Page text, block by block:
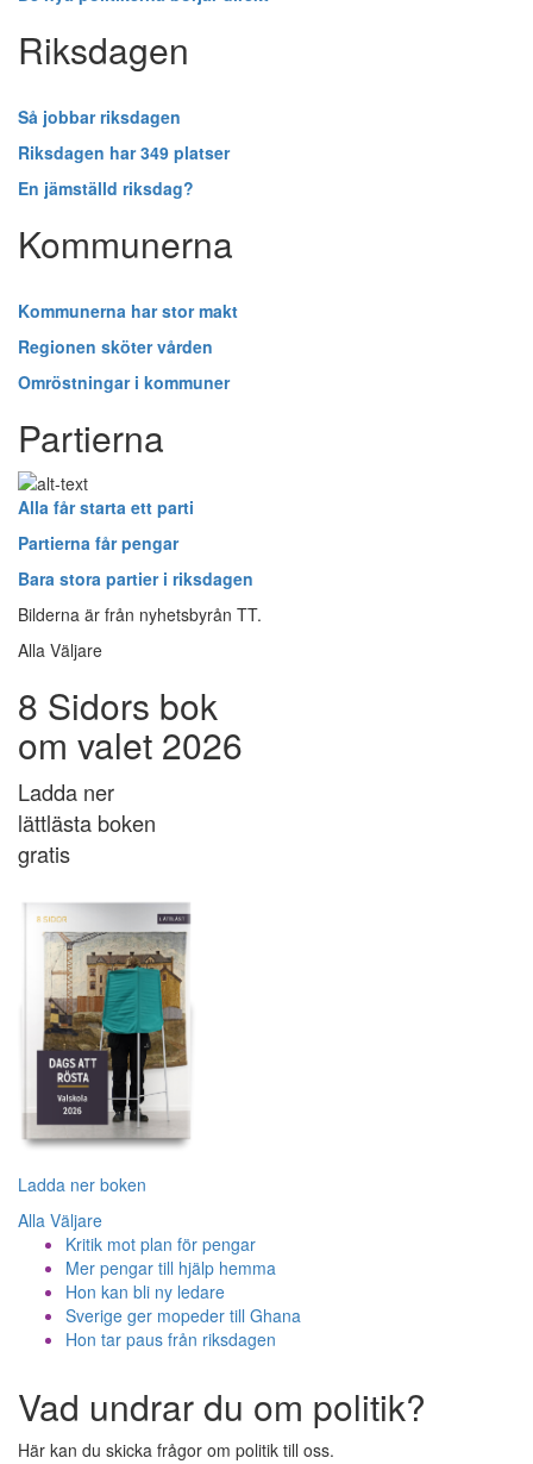
Riksdagen
Så jobbar riksdagen
Riksdagen har 349 platser
En jämställd riksdag?
Kommunerna
Kommunerna har stor makt
Regionen sköter vården
Omröstningar i kommuner
Partierna
Alla får starta ett parti
Partierna får pengar
Bara stora partier i riksdagen
Bilderna är från nyhetsbyrån TT.
Alla Väljare
8 Sidors bok
om valet 2026
Ladda ner
lättlästa boken
gratis
Ladda ner boken
Alla Väljare
Kritik mot plan för pengar
Mer pengar till hjälp hemma
Hon kan bli ny ledare
Sverige ger mopeder till Ghana
Hon tar paus från riksdagen
Vad undrar du om politik?
Här kan du skicka frågor om politik till oss.